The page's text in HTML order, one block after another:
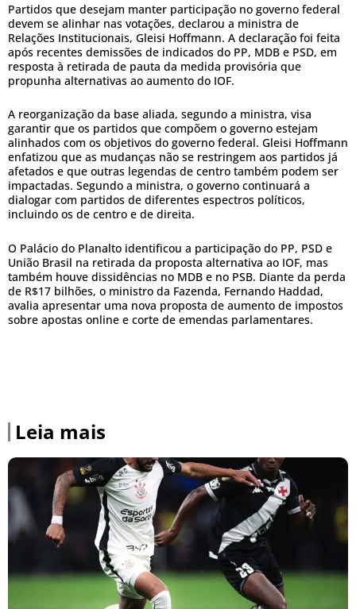
Partidos que desejam manter participação no governo federal
devem se alinhar nas votações, declarou a ministra de
Relações Institucionais, Gleisi Hoffmann. A declaração foi feita
após recentes demissões de indicados do PP, MDB e PSD, em
resposta à retirada de pauta da medida provisória que
propunha alternativas ao aumento do IOF.
A reorganização da base aliada, segundo a ministra, visa
garantir que os partidos que compõem o governo estejam
alinhados com os objetivos do governo federal. Gleisi Hoffmann
enfatizou que as mudanças não se restringem aos partidos já
afetados e que outras legendas de centro também podem ser
impactadas. Segundo a ministra, o governo continuará a
dialogar com partidos de diferentes espectros políticos,
incluindo os de centro e de direita.
O Palácio do Planalto identificou a participação do PP, PSD e
União Brasil na retirada da proposta alternativa ao IOF, mas
também houve dissidências no MDB e no PSB. Diante da perda
de R$17 bilhões, o ministro da Fazenda, Fernando Haddad,
avalia apresentar uma nova proposta de aumento de impostos
sobre apostas online e corte de emendas parlamentares.
Leia mais